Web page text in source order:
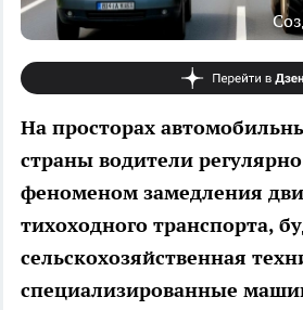
На просторах
страны водители
феноменом замедления
тихоходного транспорта,
сельскохозяйственная
специализированные